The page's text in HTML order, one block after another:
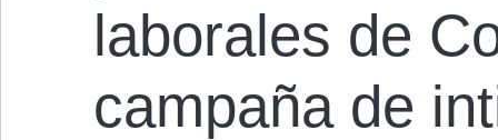
laborales de
campaña de